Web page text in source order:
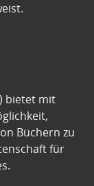
bietet mit
Büchern zu
für